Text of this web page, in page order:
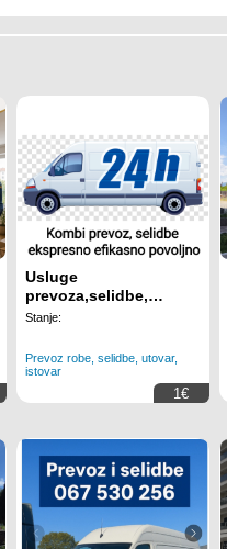
Usluge
prevoza,selidbe,
montaza
Stanje:
Prevoz robe, selidbe, utovar,
istovar
1€